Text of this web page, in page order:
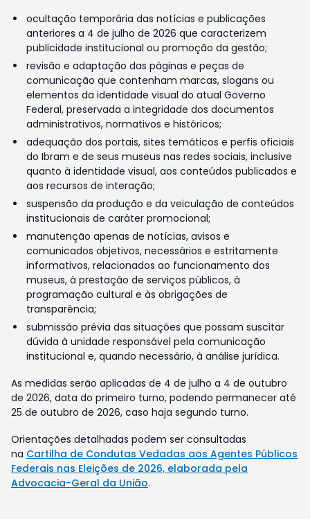
ocultação temporária das notícias e publicações
anteriores a 4 de julho de 2026 que caracterizem
publicidade institucional ou promoção da gestão;
revisão e adaptação das páginas e peças de
comunicação que contenham marcas, slogans ou
elementos da identidade visual do atual Governo
Federal, preservada a integridade dos documentos
administrativos, normativos e históricos;
adequação dos portais, sites temáticos e perfis oficiais
do Ibram e de seus museus nas redes sociais, inclusive
quanto à identidade visual, aos conteúdos publicados e
aos recursos de interação;
suspensão da produção e da veiculação de conteúdos
institucionais de caráter promocional;
manutenção apenas de notícias, avisos e
comunicados objetivos, necessários e estritamente
informativos, relacionados ao funcionamento dos
museus, à prestação de serviços públicos, à
programação cultural e às obrigações de
transparência;
submissão prévia das situações que possam suscitar
dúvida à unidade responsável pela comunicação
institucional e, quando necessário, à análise jurídica.
As medidas serão aplicadas de 4 de julho a 4 de outubro
de 2026, data do primeiro turno, podendo permanecer até
25 de outubro de 2026, caso haja segundo turno.
Orientações detalhadas podem ser consultadas
na Cartilha de Condutas Vedadas aos Agentes Públicos
Federais nas Eleições de 2026, elaborada pela
Advocacia-Geral da União.